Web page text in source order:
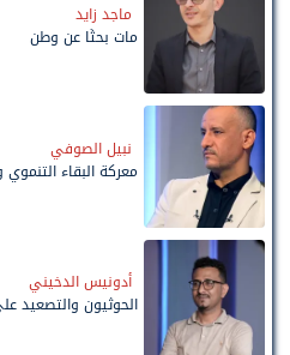
ماجد زايد
مات بحثًا عن وطن
نبيل الصوفي
معركة البقاء
أدونيس الدخيني
الحوثيون والتصعيد